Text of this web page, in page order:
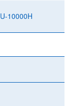
10000H